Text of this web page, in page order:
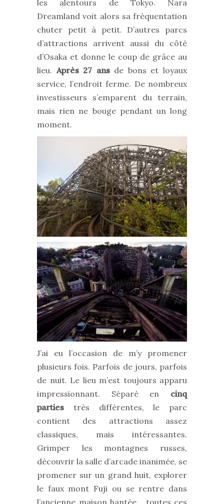
les alentours de Tokyo. Nara
Dreamland voit alors sa fréquentation
chuter petit à petit. D’autres parcs
d’attractions arrivent aussi du côté
d’Osaka et donne le coup de grâce au
lieu. Après 27 ansde bons et loyaux
service, l’endroit ferme. De nombreux
investisseurs s’emparent du terrain,
mais rien ne bouge pendant un long
moment.
J’ai eu l’occasion de m’y promener
plusieurs fois. Parfois de jours, parfois
de nuit. Le lieu m’est toujours apparu
impressionnant. Séparé en cinq
parties très différentes, le parc
contient des attractions assez
classiques, mais intéressantes.
Grimper les montagnes russes,
découvrir la salle d’arcade inanimée, se
promener sur un grand huit, explorer
le faux mont Fuji ou se rentre dans
l’ancienne maison hantée… toutes ces